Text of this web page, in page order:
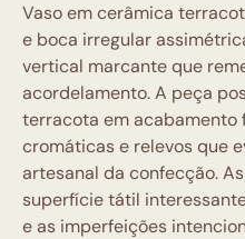
Vaso em cerâmica
e boca irregular
vertical marcante que
acordelamento. A peça
terracota em acabamento
cromáticas e relevos que
artesanal da confecção.
superfície tátil
e as imperfeições